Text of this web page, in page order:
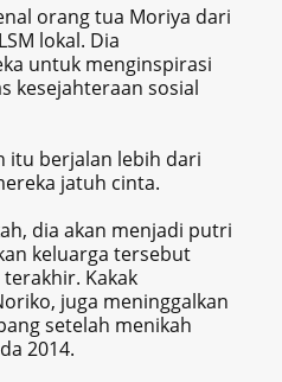
orang tua Moriya dari
lokal. Dia
untuk menginspirasi
kesejahteraan sosial
itu berjalan lebih dari
jatuh cinta.
dia akan menjadi putri
keluarga tersebut
Kakak
juga meninggalkan
setelah menikah
2014.